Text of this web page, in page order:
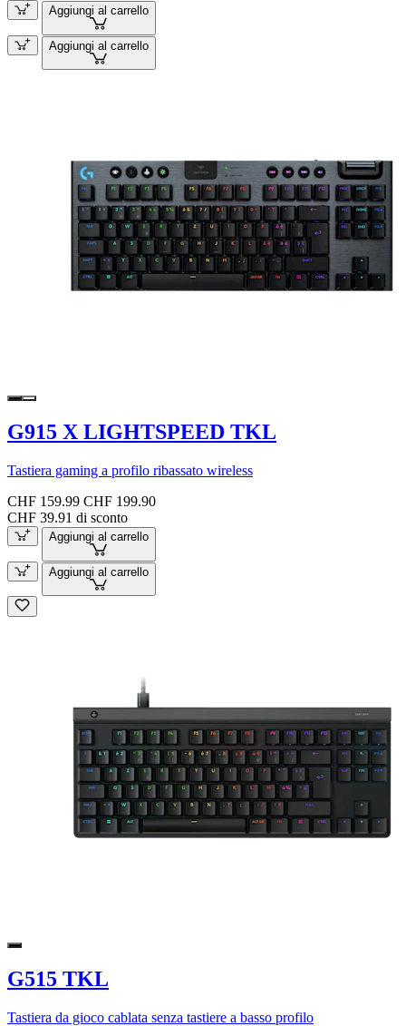
Aggiungi al carrello
Aggiungi al carrello
G915 X LIGHTSPEED TKL
Tastiera gaming a profilo ribassato wireless
CHF 159.99 CHF 199.90
CHF 39.91 di sconto
Aggiungi al carrello
Aggiungi al carrello
G515 TKL
Tastiera da gioco cablata senza tastiere a basso profilo